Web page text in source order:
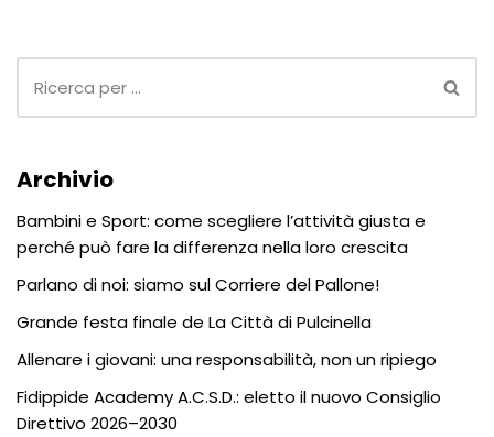
Archivio
Bambini e Sport: come scegliere l’attività giusta e
perché può fare la differenza nella loro crescita
Parlano di noi: siamo sul Corriere del Pallone!
Grande festa finale de La Città di Pulcinella
Allenare i giovani: una responsabilità, non un ripiego
Fidippide Academy A.C.S.D.: eletto il nuovo Consiglio
Direttivo 2026–2030